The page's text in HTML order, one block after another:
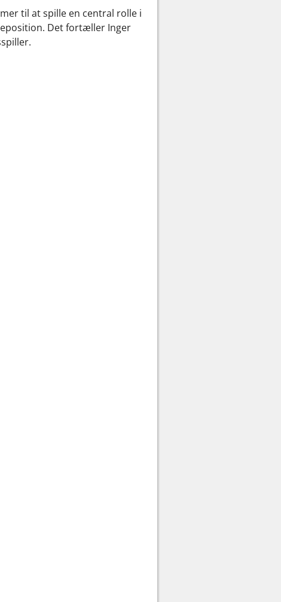
til at spille en central rolle i
Det fortæller Inger